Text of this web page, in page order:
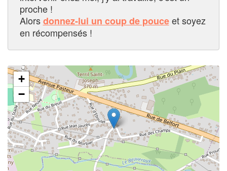
proche !
Alorsdonnez-lui un coup de pouceet soyez
en récompensés !
+
−